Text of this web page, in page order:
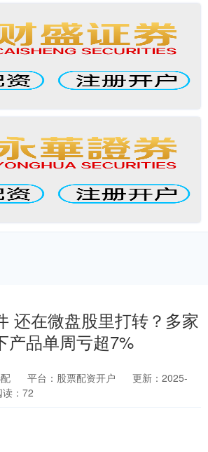
还在微盘股里打转？多家
产品单周亏超7%
平台：股票配资开户
更新：2025-
读：72